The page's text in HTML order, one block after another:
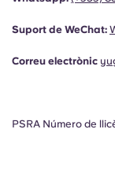
Suport de WeChat:
Correu electrònic
PSRA Número de